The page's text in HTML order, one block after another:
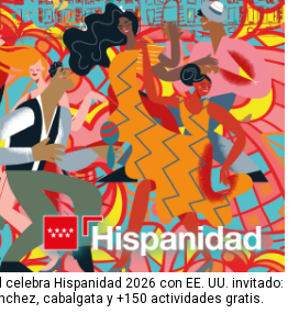
Hispanidad 2026 con EE. UU. invitado:
cabalgata y +150 actividades gratis.